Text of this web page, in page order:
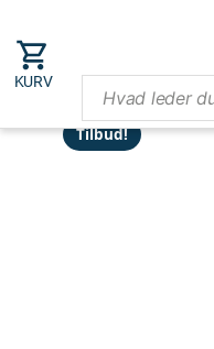
KURV
Tilbud!